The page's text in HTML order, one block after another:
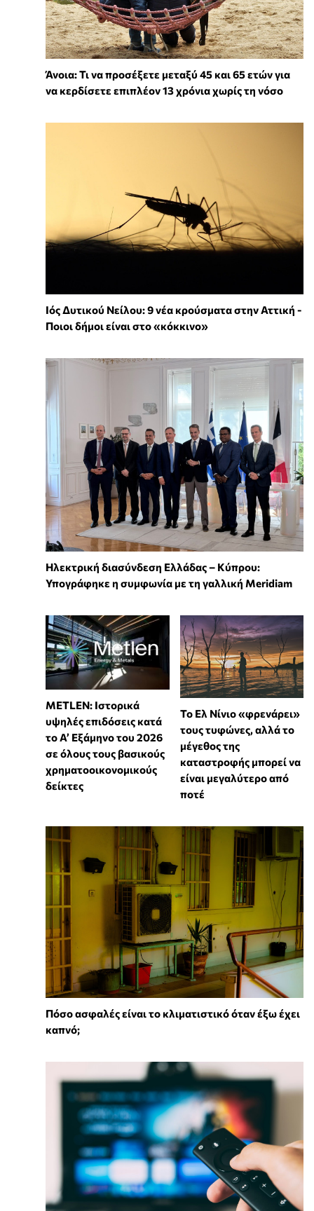
Άνοια: Τι να προσέξετε μεταξύ 45 και 65 ετών για
να κερδίσετε επιπλέον 13 χρόνια χωρίς τη νόσο
Ιός Δυτικού Νείλου: 9 νέα κρούσματα στην Αττική -
Ποιοι δήμοι είναι στο «κόκκινο»
Ηλεκτρική διασύνδεση Ελλάδας – Κύπρου:
Υπογράφηκε η συμφωνία με τη γαλλική Meridiam
METLEN: Ιστορικά
υψηλές επιδόσεις κατά
το Α’ Εξάμηνο του 2026
σε όλους τους βασικούς
χρηματοοικονομικούς
δείκτες
Το Ελ Νίνιο «φρενάρει»
τους τυφώνες, αλλά το
μέγεθος της
καταστροφής μπορεί να
είναι μεγαλύτερο από
ποτέ
Πόσο ασφαλές είναι το κλιματιστικό όταν έξω έχει
καπνό;